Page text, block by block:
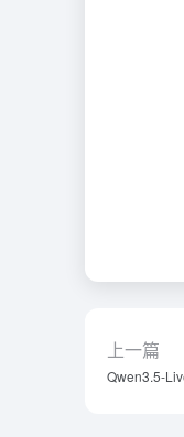
上一篇
Qwen3.5-